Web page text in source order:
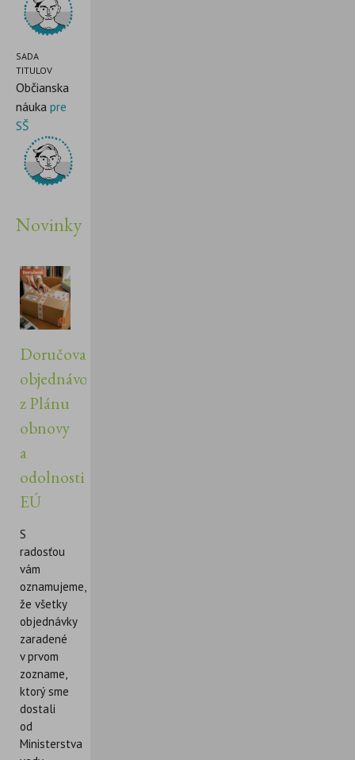
SADA
TITULOV
Občianska
náuka pre
SŠ
Novinky
Doručovanie
objednávok
z Plánu
obnovy
a
odolnosti
EÚ
S
radosťou
vám
oznamujeme,
že všetky
objednávky
zaradené
v prvom
zozname,
ktorý sme
dostali
od
Ministerstva